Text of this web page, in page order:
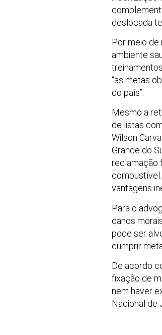
deslocada
Por meio de
ambiente
“as metas
do país”.
Mesmo a
de listas
Wilson
Grande do
reclamação
vantagens
Para o
danos
pode ser
cumprir
De acordo
fixação de
nem haver
Nacional de